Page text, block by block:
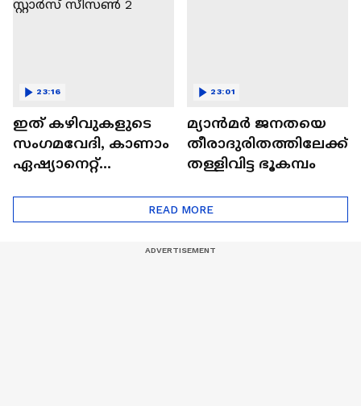
ഇത് കഴിവുകളുടെ
സംഗമവേദി, കാണാം
ഏഷ്യാനെറ്റ്
23:16
മ്യാൻമർ ജനതയെ
തീരാദുരിതത്തിലേക്ക്
തള്ളിവിട്ട ഭൂകമ്പം
23:01
READ MORE